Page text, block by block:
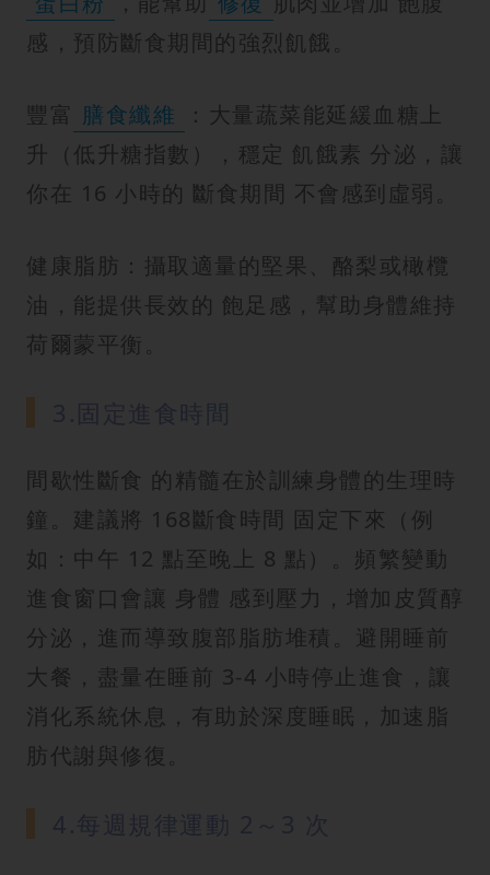
感，預防斷食期間的強烈飢餓。
豐富 膳食纖維
：大量蔬菜能延緩血糖上
升（低升糖指數），穩定 飢餓素 分泌，讓
你在 16 小時的 斷食期間 不會感到虛弱。
健康脂肪：攝取適量的堅果、酪梨或橄欖
油，能提供長效的 飽足感，幫助身體維持
荷爾蒙平衡。
間歇性斷食 的精髓在於訓練身體的生理時
鐘。建議將 168斷食時間 固定下來（例
如：中午 12 點至晚上 8 點）。頻繁變動
進食窗口會讓 身體 感到壓力，增加皮質醇
分泌，進而導致腹部脂肪堆積。避開睡前
大餐，盡量在睡前 3-4 小時停止進食，讓
消化系統休息，有助於深度睡眠，加速脂
肪代謝與修復。